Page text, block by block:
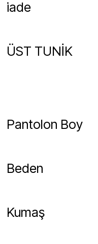
iade
ÜST TUNİK
Pantolon Boy
Beden
Kumaş